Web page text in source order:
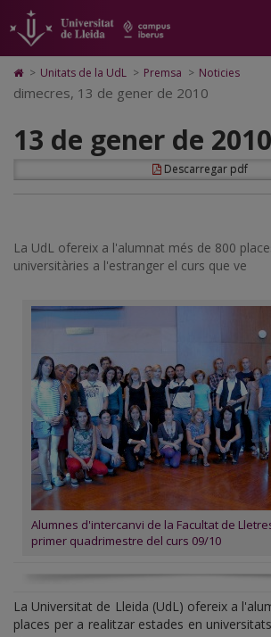
13
de
gener
de
2010
pàgina
principal.
Universitat
Lleida
contingut
principal
Mapa
Web.
Universitat
Cerca
Accessibilitat.
Universitat
Lleida
Icono
de
Home
ir
a
página
de
> Unitats de la UdL > Premsa > Noticies
dimecres, 13 de gener de 2010
13 de gener de 2010
Descarregar pdf
La UdL ofereix a l'alumnat més de 800
universitàries a l'estranger el curs que ve
Alumnes d'intercanvi de la Facultat de
primer quadrimestre del curs 09/10
La Universitat de Lleida (UdL) ofereix a
places per a realitzar estades en